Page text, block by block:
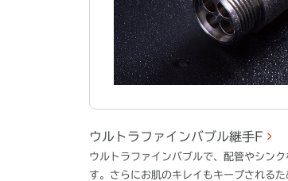
ウルトラファインバブル継手F
ウルトラファインバブルで、配管やシン
す。​さらにお肌のキレイもキープされる